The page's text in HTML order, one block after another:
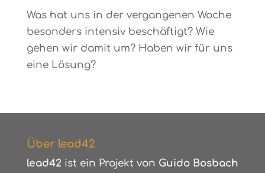
Was hat uns in der vergangenen Woche
besonders intensiv beschäftigt? Wie
gehen wir damit um? Haben wir für uns
eine Lösung?
Über lead42
lead42 ist ein Projekt von Guido Bosbach